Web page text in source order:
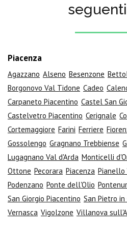
Piacenza
Agazzano Alseno Besenzone
Borgonovo Val Tidone Cadeo
Carpaneto Piacentino Castel San
Castelvetro Piacentino Cerignale
Cortemaggiore Farini Ferriere
Gossolengo Gragnano Trebbiense
Lugagnano Val d'Arda Monticelli
Ottone Pecorara Piacenza Pianello
Podenzano Ponte dell'Olio
San Giorgio Piacentino San Pietro in
Vernasca Vigolzone Villanova